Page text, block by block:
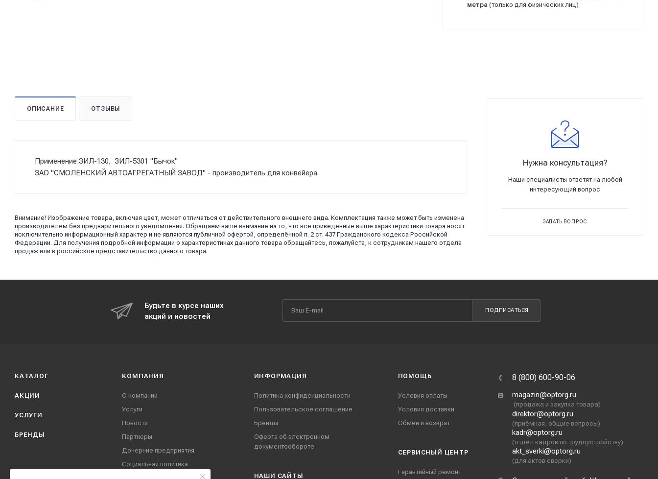
метра (только для физических лиц)
ОПИСАНИЕ ОТЗЫВЫ
Применение:ЗИЛ-130, ЗИЛ-5301 "Бычок"
ЗАО "СМОЛЕНСКИЙ АВТОАГРЕГАТНЫЙ ЗАВОД" - производитель для конвейера.
Внимание! Изображение товара, включая цвет, может отличаться от действительного внешнего вида. Комплектация также может быть изменена
производителем без предварительного уведомления. Обращаем ваше внимание на то, что все приведённые выше характеристики товара носят
исключительно информационный характер и не являются публичной офертой, определённой п. 2 ст. 437 Гражданского кодекса Российской
Федерации. Для получения подробной информации о характеристиках данного товара обращайтесь, пожалуйста, к сотрудникам нашего отдела
продаж или в российское представительство данного товара.
Нужна консультация?
Наши специалисты ответят на любой
интересующий вопрос
ЗАДАТЬ ВОПРОС
Будьте в курсе наших
акций и новостей
ПОДПИСАТЬСЯ
КАТАЛОГ
АКЦИИ
УСЛУГИ
БРЕНДЫ
КОМПАНИЯ
О компании
Услуги
Новости
Партнеры
Дочерние предприятия
Социальная политика
ИНФОРМАЦИЯ
Политика конфиденциальности
Пользовательское соглашение
Бренды
Оферта об электронном
документообороте
НАШИ CАЙТЫ
ПОМОЩЬ
Условия оплаты
Условия доставки
Обмен и возврат
СЕРВИСНЫЙ ЦЕНТР
Гарантийный ремонт
8 (800) 600-90-06
magazin@optorg.ru
(продажа и закупка товара)
direktor@optorg.ru
(приёмная, общие вопросы)
kadr@optorg.ru
(отдел кадров по трудоустройству)
akt_sverki@optorg.ru
(для актов сверки)